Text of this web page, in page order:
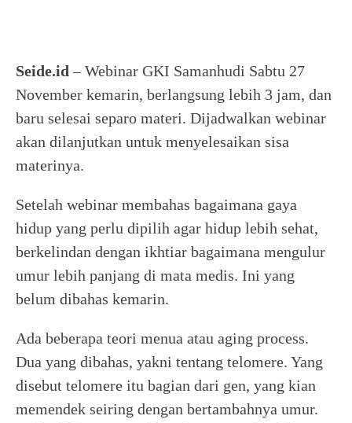
Seide.id – Webinar GKI Samanhudi Sabtu 27
November kemarin, berlangsung lebih 3 jam, dan
baru selesai separo materi. Dijadwalkan webinar
akan dilanjutkan untuk menyelesaikan sisa
materinya.
Setelah webinar membahas bagaimana gaya
hidup yang perlu dipilih agar hidup lebih sehat,
berkelindan dengan ikhtiar bagaimana mengulur
umur lebih panjang di mata medis. Ini yang
belum dibahas kemarin.
Ada beberapa teori menua atau aging process.
Dua yang dibahas, yakni tentang telomere. Yang
disebut telomere itu bagian dari gen, yang kian
memendek seiring dengan bertambahnya umur.